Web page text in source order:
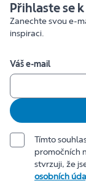
Přihlaste se
Zanechte svou e-
inspiraci.
Váš e-mail
Tímto
promočních
stvrzuji, že
osobních